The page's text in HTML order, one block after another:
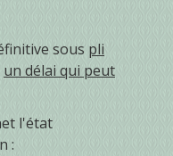
sous pli
un délai qui peut
l'état
: